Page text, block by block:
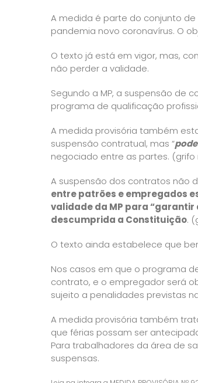
A medida é parte do conjunto
pandemia novo coronavírus. O
O texto já está em vigor, mas,
não perder a validade.
Segundo a MP, a suspensão de
programa de qualificação
A medida provisória também
suspensão contratual, mas “
negociado entre as partes. (grifo
A suspensão dos contratos não
entre patrões e empregados
validade da MP para
descumprida a Constituição.
O texto ainda estabelece que
Nos casos em que o programa
contrato, e o empregador será
sujeito a penalidades previstas
A medida provisória também
que férias possam ser
Para trabalhadores da área de
suspensas.